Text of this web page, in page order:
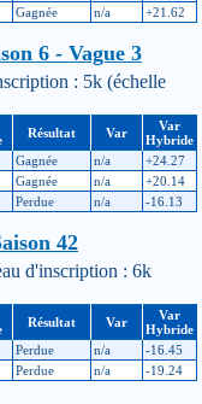
Gagnée n/a +21.62
6 - Vague 3
: 5k (échelle
Résultat Var
Var
Hybride
Gagnée n/a
+24.27
Gagnée n/a
+20.14
Perdue n/a -16.13
42
d'inscription : 6k
Résultat Var
Var
Hybride
Perdue n/a
-16.45
Perdue n/a -19.24